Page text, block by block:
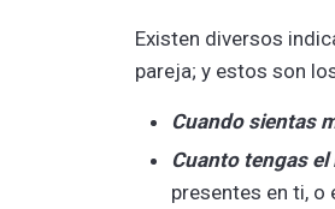
Existen diversos
pareja; y estos son
Cuando sientas
Cuanto tengas
presentes en ti, o